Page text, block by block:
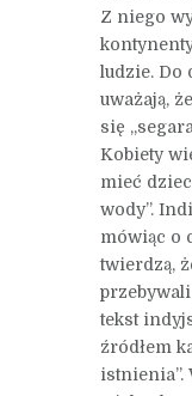
Z niego
ludzie. Do
uważają,
się
Kobiety
mieć
wody”.
mówiąc o
twierdzą,
tekst
źródłem
istnienia”.